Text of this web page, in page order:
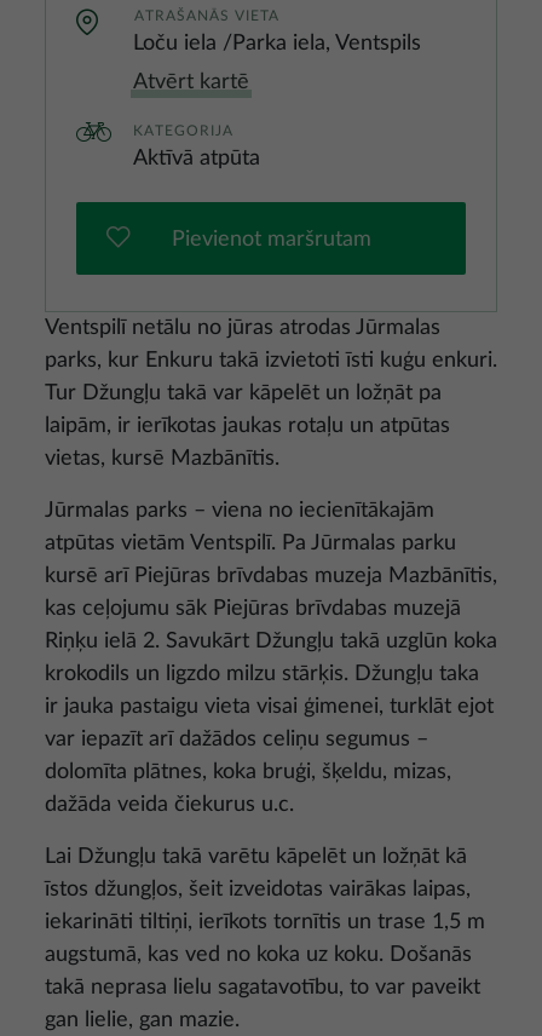
Ventspilī netālu no jūras atrodas Jūrmalas
parks, kur Enkuru takā izvietoti īsti kuģu enkuri.
Tur Džungļu takā var kāpelēt un ložņāt pa
laipām, ir ierīkotas jaukas rotaļu un atpūtas
vietas, kursē Mazbānītis.
Jūrmalas parks – viena no iecienītākajām
atpūtas vietām Ventspilī. Pa Jūrmalas parku
kursē arī Piejūras brīvdabas muzeja Mazbānītis,
kas ceļojumu sāk Piejūras brīvdabas muzejā
Riņķu ielā 2. Savukārt Džungļu takā uzglūn koka
krokodils un ligzdo milzu stārķis. Džungļu taka
ir jauka pastaigu vieta visai ģimenei, turklāt ejot
var iepazīt arī dažādos celiņu segumus –
dolomīta plātnes, koka bruģi, šķeldu, mizas,
dažāda veida čiekurus u.c.
Lai Džungļu takā varētu kāpelēt un ložņāt kā
īstos džungļos, šeit izveidotas vairākas laipas,
iekarināti tiltiņi, ierīkots tornītis un trase 1,5 m
augstumā, kas ved no koka uz koku. Došanās
takā neprasa lielu sagatavotību, to var paveikt
gan lielie, gan mazie.
ATRAŠANĀS VIETA
Loču iela /Parka iela, Ventspils
Atvērt kartē
KATEGORIJA
Aktīvā atpūta
Pievienot maršrutam